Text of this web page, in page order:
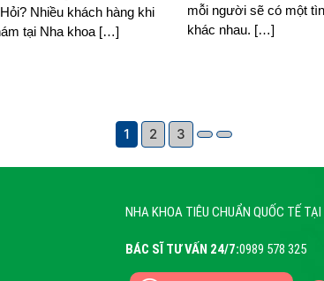
Nhiều khách hàng khi
tại Nha khoa […]
mỗi người sẽ có một
khác nhau. […]
1 2 3
NHA KHOA TIÊU CHUẨN QUỐC TẾ
BÁC SĨ TƯ VẤN 24/7:0989 578 325